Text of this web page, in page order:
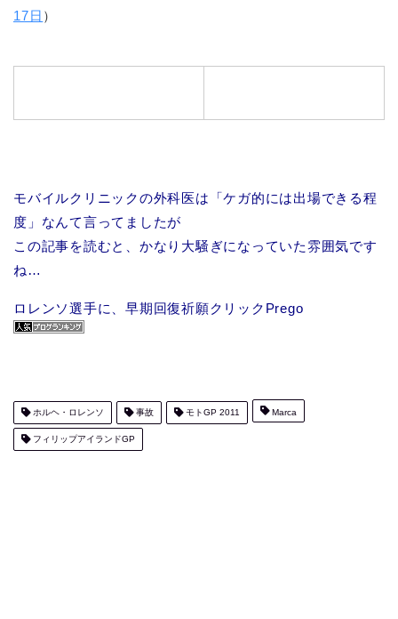
17日 ）
モバイルクリニックの外科医は「ケガ的には出場できる程
度」なんて言ってましたが
この記事を読むと、かなり大騒ぎになっていた雰囲気です
ね…
ロレンソ選手に、早期回復祈願クリックPrego
ホルヘ・ロレンソ 事故 モトGP 2011 Marca
フィリップアイランドGP